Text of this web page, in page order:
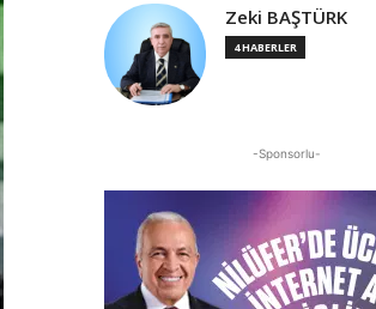
Zeki BAŞTÜRK
4 HABERLER
-Sponsorlu-